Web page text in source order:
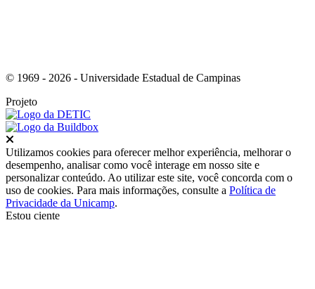
© 1969 - 2026 - Universidade Estadual de Campinas
Projeto
Utilizamos cookies para oferecer melhor experiência, melhorar o
desempenho, analisar como você interage em nosso site e
personalizar conteúdo. Ao utilizar este site, você concorda com o
uso de cookies. Para mais informações, consulte a Política de
Privacidade da Unicamp.
Estou ciente